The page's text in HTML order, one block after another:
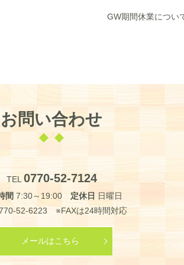
GW期間休業につい
お問い合わせ
TEL0770-52-7124
間 7:30～19:00 定休日 日曜日
52-6223 ※FAXは24時間対応
メールはこちら